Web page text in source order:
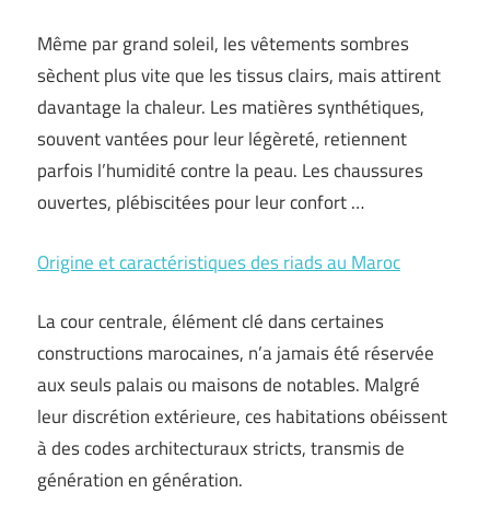
Même par grand soleil, les vêtements sombres
sèchent plus vite que les tissus clairs, mais attirent
davantage la chaleur. Les matières synthétiques,
souvent vantées pour leur légèreté, retiennent
parfois l’humidité contre la peau. Les chaussures
ouvertes, plébiscitées pour leur confort …
Origine et caractéristiques des riads au Maroc
La cour centrale, élément clé dans certaines
constructions marocaines, n’a jamais été réservée
aux seuls palais ou maisons de notables. Malgré
leur discrétion extérieure, ces habitations obéissent
à des codes architecturaux stricts, transmis de
génération en génération.